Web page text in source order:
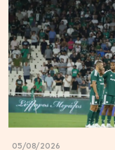
05/08/2026